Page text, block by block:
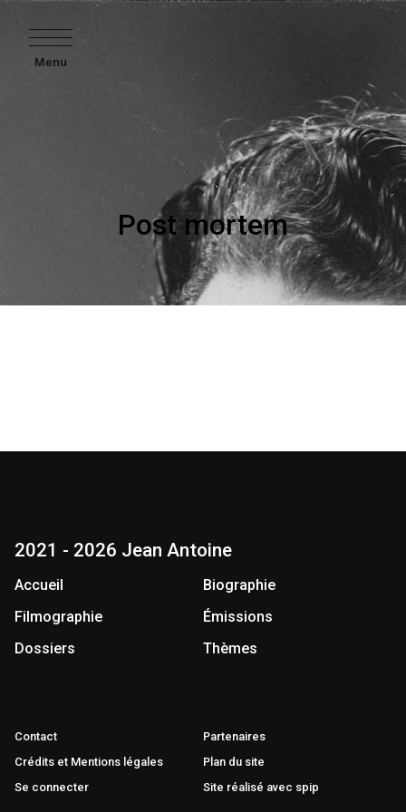
Menu
Post mortem
2021 - 2026 Jean Antoine
Accueil
Biographie
Filmographie
Émissions
Dossiers
Thèmes
Contact
Partenaires
Crédits et Mentions légales
Plan du site
Se connecter
Site réalisé avec spip